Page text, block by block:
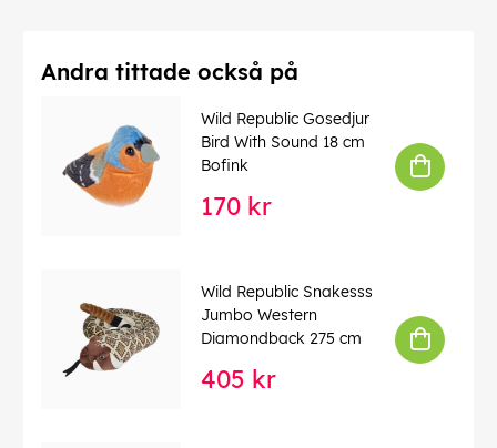
Andra tittade också på
Wild Republic Gosedjur
Bird With Sound 18 cm
Bofink
170 kr
Wild Republic Snakesss
Jumbo Western
Diamondback 275 cm
405 kr